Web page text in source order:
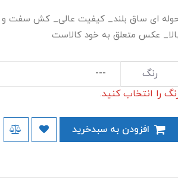
عکس متعلق به خود کالاست
رنگ
را انتخاب کنید.